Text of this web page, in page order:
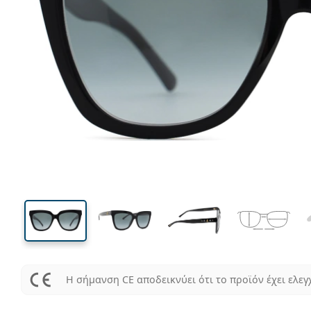
Μήκος σκελετού
45 mm
Ύψος φακού Μήκος φακού
Μήκος
Η σήμανση CE αποδεικνύει ότι το προϊόν έχει